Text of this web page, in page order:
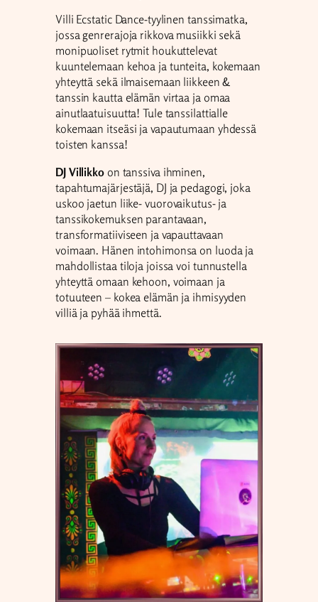
Villi Ecstatic Dance-tyylinen tanssimatka,
jossa genrerajoja rikkova musiikki sekä
monipuoliset rytmit houkuttelevat
kuuntelemaan kehoa ja tunteita, kokemaan
yhteyttä sekä ilmaisemaan liikkeen &
tanssin kautta elämän virtaa ja omaa
ainutlaatuisuutta! Tule tanssilattialle
kokemaan itseäsi ja vapautumaan yhdessä
toisten kanssa!
DJ Villikkoon tanssiva ihminen,
tapahtumajärjestäjä, DJ ja pedagogi, joka
uskoo jaetun liike- vuorovaikutus- ja
tanssikokemuksen parantavaan,
transformatiiviseen ja vapauttavaan
voimaan. Hänen intohimonsa on luoda ja
mahdollistaa tiloja joissa voi tunnustella
yhteyttä omaan kehoon, voimaan ja
totuuteen – kokea elämän ja ihmisyyden
villiä ja pyhää ihmettä.